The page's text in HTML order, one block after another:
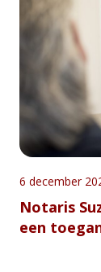
6 december
Notaris
een